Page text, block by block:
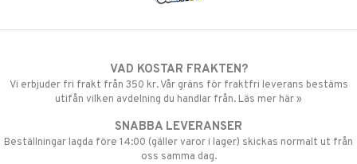
VAD KOSTAR FRAKTEN?
Vi erbjuder fri frakt från 350 kr. Vår gräns för fraktfri leverans bestäms
utifån vilken avdelning du handlar från. Läs mer här »
SNABBA LEVERANSER
Beställningar lagda före 14:00 (gäller varor i lager) skickas normalt ut från
oss samma dag.